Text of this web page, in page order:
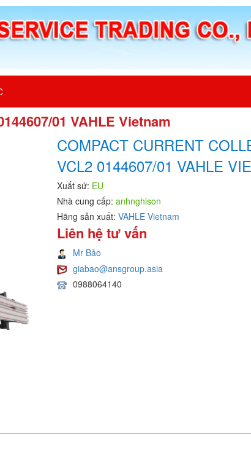
01 VAHLE Vietnam
COMPACT CURRENT
VCL2 0144607/01 VAHLE
Xuất sứ: EU
Nhà cung cấp: anhnghison
Hãng sản xuất: VAHLE Vietnam
Liên hệ tư vấn
Mr Bảo
giabao@ansgroup.asia
0988064140